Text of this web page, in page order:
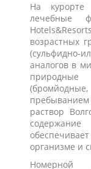
На курорте
лечебные
возрастных
(сульфидно-
аналогов в
природные
раствор
организме и
Номерной